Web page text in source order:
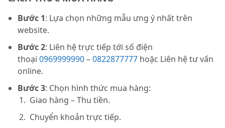
Bước 1: Lựa chọn những mẫu ưng ý nhất trên
website.
Bước 2: Liên hệ trực tiếp tới số điện
thoại 0969999990–0822877777 hoặc Liên hệ tư vấn
online.
Bước 3: Chọn hình thức mua hàng:
Giao hàng – Thu tiền.
Chuyển khoản trực tiếp.